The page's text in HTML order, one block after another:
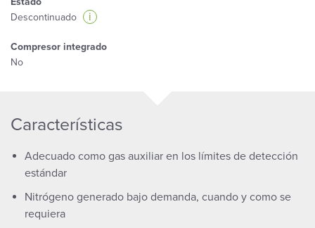
Descontinuado
i
Compresor integrado
No
Características
Adecuado como gas auxiliar en los límites de detección
estándar
Nitrógeno generado bajo demanda, cuando y como se
requiera